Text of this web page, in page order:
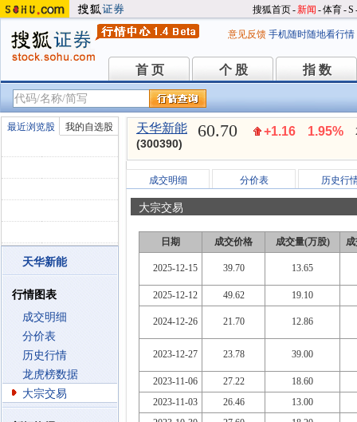
搜狐首页-新闻 -体育-S
意见反馈 手机随时随地看行情
首 页
首 页 个 股
个 股 指 数
指 数
最近浏览股 我的自选股
天华新能
行情图表
成交明细
分价表
历史行情
龙虎榜数据
大宗交易
天华新能
(300390)
60.70 +1.16 1.95%
成交明细 分价表 历史行
大宗交易
日期 成交价格 成交量(万股)
2025-12-15 39.70 13.65
2025-12-12 49.62 19.10
2024-12-26 21.70 12.86
2023-12-27 23.78 39.00
2023-11-06 27.22
18.60
2023-11-03
26.46
13.00